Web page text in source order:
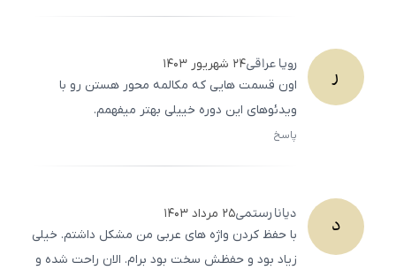
ر رویاعراقی۲۴ شهریور ۱۴۰۳
اون قسمت هایی که مکالمه محور هستن رو با
ویدئوهای این دوره خییلی بهتر میفهمم.
پاسخ
د دیانارستمی۲۵ مرداد ۱۴۰۳
با حفظ کردن واژه های عربی من مشکل داشتم. خیلی
زیاد بود و حفظش سخت بود برام. الان راحت شده و